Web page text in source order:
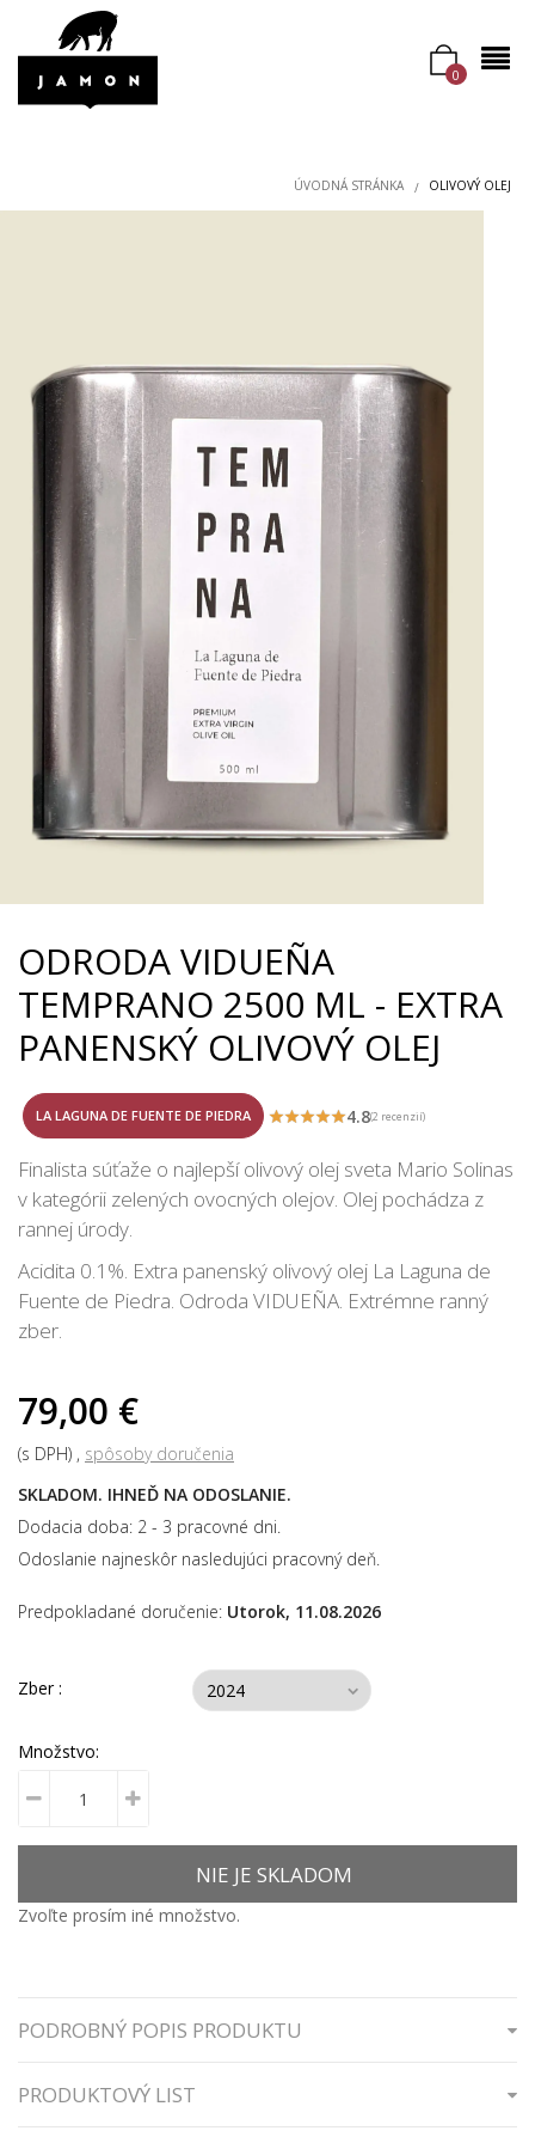
0
ÚVODNÁ STRÁNKA OLIVOVÝ OLEJ
ODRODA VIDUEÑA
TEMPRANO 2500 ML - EXTRA
PANENSKÝ OLIVOVÝ OLEJ
LA LAGUNA DE FUENTE DE PIEDRA 4.8(2 recenzií)
Finalista súťaže o najlepší olivový olej sveta Mario Solinas
v kategórii zelených ovocných olejov. Olej pochádza z
rannej úrody.
Acidita 0.1%. Extra panenský olivový olej La Laguna de
Fuente de Piedra. Odroda VIDUEÑA. Extrémne ranný
zber.
79,00 €
(s DPH)
spôsoby doručenia
SKLADOM. IHNEĎ NA ODOSLANIE.
Dodacia doba: 2 - 3 pracovné dni.
Odoslanie najneskôr nasledujúci pracovný deň.
Predpokladané doručenie: Utorok, 11.08.2026
Zber :
Množstvo:
NIE JE SKLADOM
Zvoľte prosím iné množstvo.
PODROBNÝ POPIS PRODUKTU
PRODUKTOVÝ LIST